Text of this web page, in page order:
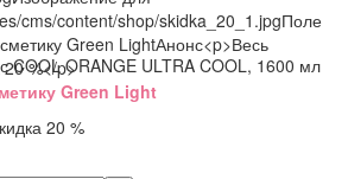
Green Light
20 %